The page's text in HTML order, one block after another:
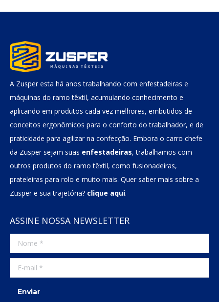
A Zusper esta há anos trabalhando com enfestadeiras e
máquinas do ramo têxtil, acumulando conhecimento e
aplicando em produtos cada vez melhores, embutidos de
conceitos ergonômicos para o conforto do trabalhador, e de
praticidade para agilizar na confecção. Embora o carro chefe
da Zusper sejam suas enfestadeiras, trabalhamos com
outros produtos do ramo têxtil, como fusionadeiras,
prateleiras para rolo e muito mais. Quer saber mais sobre a
Zusper e sua trajetória? clique aqui.
ASSINE NOSSA NEWSLETTER
Nome *
E-mail *
Enviar